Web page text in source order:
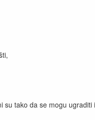
tako da se mogu ugraditi